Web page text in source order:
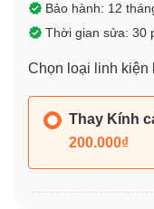
Bảo hành: 12
Thời gian sửa: 30
Chọn loại linh kiện
Thay Kính
200.000₫